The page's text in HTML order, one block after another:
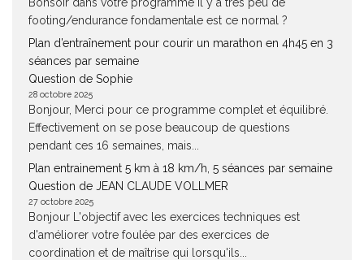
footing/endurance fondamentale est ce normal ?
Plan d’entraînement pour courir un marathon en 4h45 en 3
séances par semaine
Question de Sophie
28 octobre 2025
Bonjour, Merci pour ce programme complet et équilibré.
Effectivement on se pose beaucoup de questions
pendant ces 16 semaines, mais...
Plan entrainement 5 km à 18 km/h, 5 séances par semaine
Question de JEAN CLAUDE VOLLMER
27 octobre 2025
Bonjour L'objectif avec les exercices techniques est
d'améliorer votre foulée par des exercices de
coordination et de maîtrise qui lorsqu'ils...